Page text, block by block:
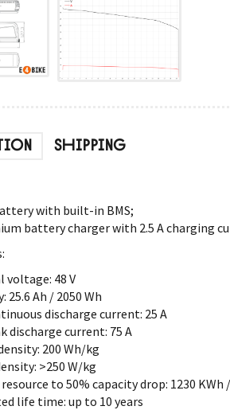
SHIPPING
with built-in BMS;
battery charger with 2.5 A charging
voltage: 48 V
25.6 Ah / 2050 Wh
discharge current: 25 А
discharge current: 75 А
200 Wh/kg
>250 W/kg
to 50% capacity drop: 1230 KWh
life time: up to 10 years